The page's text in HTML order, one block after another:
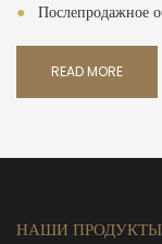
● Послепродажное
READ MORE
НАШИ ПРОДУКТЫ